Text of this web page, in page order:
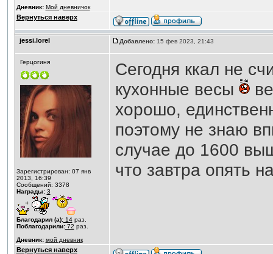
Дневник: Мой дневничок
Вернуться наверх
jessi.lorel Добавлено:15 фев 2023, 21:43
Герцогиня
Зарегистрирован: 07 янв
2013, 16:39
Сообщений: 3378
Награды: 3
Благодарил (а):14раз.
Поблагодарили:72 раз.
Дневник: мой дневник
Сегодня ккал не
кухонные весы
хорошо,
поэтому не знаю
случае до 1600
что завтра опять
Вернуться наверх